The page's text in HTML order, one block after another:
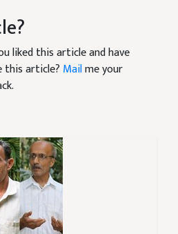
liked this article and have
this article? Mailme your